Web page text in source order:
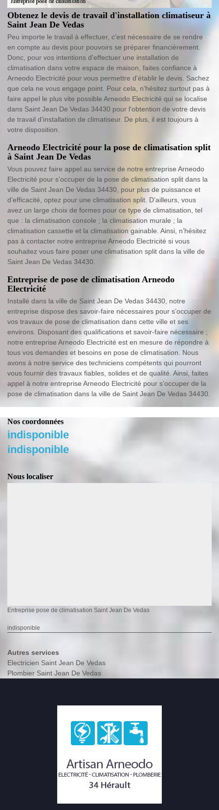
Obtenez le devis de travail d'installation climatiseur à
Saint Jean De Vedas
Peu importe le travail à effectuer, c'est nécessaire de se rendre
en compte au devis pour pouvoirs se préparer financièrement.
Donc, pour vos intentions d'effectuer une installation de
climatisation dans votre espace de maison, faites confiance à
Arneodo Electricité pour vous permettre d'établir le devis. Sachez
que cela ne vous engage point. Pour cela, n'hésitez surtout pas à
faire appel le plus vite possible Arneodo Electricité qui se localise
dans Saint Jean De Vedas 34430 pour l'obtention de votre devis
de travail d'installation de climatiseur. De plus, il est toujours à
votre disposition.
Arneodo Electricité pour la pose de climatisation split
à Saint Jean De Vedas
Vous pouvez faire appel au service de notre entreprise Arneodo
Electricité pour s’occuper de la pose de climatisation split dans la
ville de Saint Jean De Vedas 34430, pour plus de puissance et
d’efficacité, optez pour une climatisation split. D’ailleurs, vous
avez un large choix de formes pour ce type de climatisation, tel
que : la climatisation console ; la climatisation murale ; la
climatisation cassette et la climatisation gainable. Ainsi, n’hésitez
pas à contacter notre entreprise Arneodo Electricité si vous
souhaitez vous faire poser une climatisation split dans la ville de
Saint Jean De Vedas 34430.
Entreprise de pose de climatisation Arneodo
Electricité
Installé dans la ville de Saint Jean De Vedas 34430, notre
entreprise dispose des savoir-faire nécessaires pour s’occuper de
vos travaux de pose de climatisation dans cette ville et ses
environs. Disposant des qualifications et savoir-faire nécessaire ;
notre entreprise Arneodo Electricité est en mesure de répondre à
tous vos demandes et besoins en pose de climatisation. Nous
avons à notre service des techniciens compétents qui pourront
vous fournir des travaux fiables, solides et de qualité. Ainsi, faites
appel à notre entreprise Arneodo Electricité pour s’occuper de la
pose de climatisation dans la ville de Saint Jean De Vedas 34430.
Nos coordonnées
indisponible
indisponible
Nous localiser
Entreprise pose de climatisation Saint Jean De Vedas
indisponible
Autres services
Electricien Saint Jean De Vedas
Plombier Saint Jean De Vedas